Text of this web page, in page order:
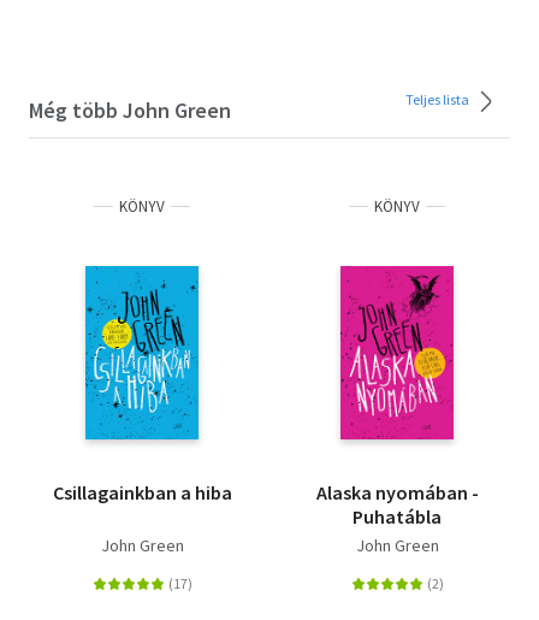
Még több John Green Teljes lista
KÖNYV
Csillagainkban a hiba
John Green
KÖNYV
Alaska nyomában -
Puhatábla
John Green